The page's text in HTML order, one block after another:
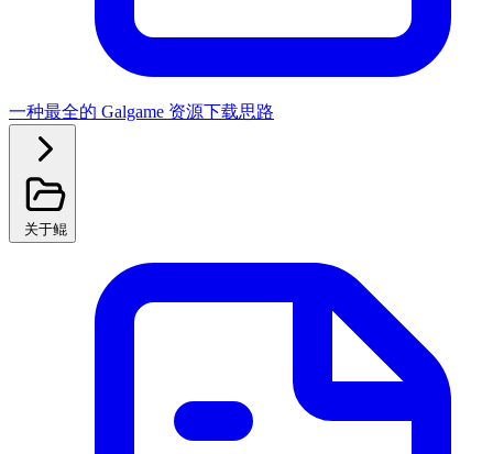
一种最全的 Galgame 资源下载思路
关于鲲